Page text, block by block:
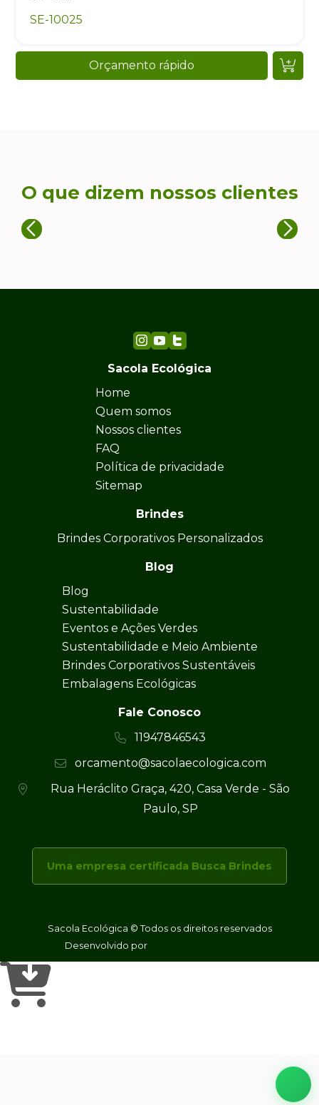
SE-10025
Orçamento rápido
O que dizem nossos clientes
Sacola Ecológica
Home
Quem somos
Nossos clientes
FAQ
Política de privacidade
Sitemap
Brindes
Brindes Corporativos Personalizados
Blog
Blog
Sustentabilidade
Eventos e Ações Verdes
Sustentabilidade e Meio Ambiente
Brindes Corporativos Sustentáveis
Embalagens Ecológicas
Fale Conosco
11947846543
orcamento@sacolaecologica.com
Rua Heráclito Graça, 420, Casa Verde - São
Paulo, SP
Uma empresa certificada Busca Brindes
Sacola Ecológica © Todos os direitos reservados
Desenvolvido por